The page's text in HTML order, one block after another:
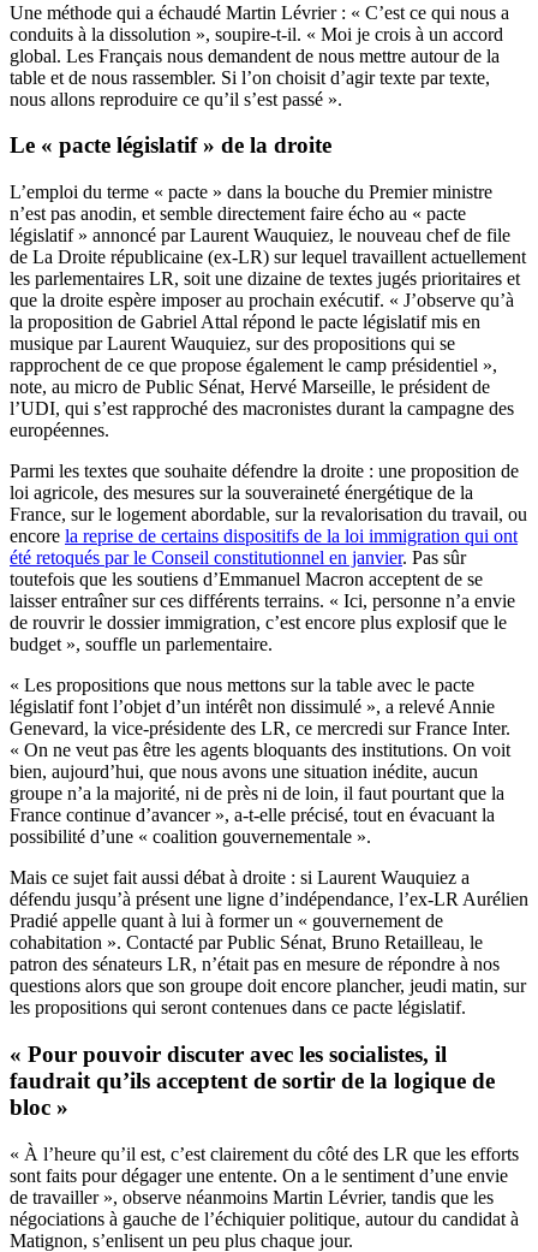
Une méthode qui a échaudé Martin Lévrier : « C’est ce qui nous a
conduits à la dissolution », soupire-t-il. « Moi je crois à un accord
global. Les Français nous demandent de nous mettre autour de la
table et de nous rassembler. Si l’on choisit d’agir texte par texte,
nous allons reproduire ce qu’il s’est passé ».
Le « pacte législatif » de la droite
L’emploi du terme « pacte » dans la bouche du Premier ministre
n’est pas anodin, et semble directement faire écho au « pacte
législatif » annoncé par Laurent Wauquiez, le nouveau chef de file
de La Droite républicaine (ex-LR) sur lequel travaillent actuellement
les parlementaires LR, soit une dizaine de textes jugés prioritaires et
que la droite espère imposer au prochain exécutif. « J’observe qu’à
la proposition de Gabriel Attal répond le pacte législatif mis en
musique par Laurent Wauquiez, sur des propositions qui se
rapprochent de ce que propose également le camp présidentiel »,
note, au micro de Public Sénat, Hervé Marseille, le président de
l’UDI, qui s’est rapproché des macronistes durant la campagne des
européennes.
Parmi les textes que souhaite défendre la droite : une proposition de
loi agricole, des mesures sur la souveraineté énergétique de la
France, sur le logement abordable, sur la revalorisation du travail, ou
encore la reprise de certains dispositifs de la loi immigration qui ont
été retoqués par le Conseil constitutionnel en janvier. Pas sûr
toutefois que les soutiens d’Emmanuel Macron acceptent de se
laisser entraîner sur ces différents terrains. « Ici, personne n’a envie
de rouvrir le dossier immigration, c’est encore plus explosif que le
budget », souffle un parlementaire.
« Les propositions que nous mettons sur la table avec le pacte
législatif font l’objet d’un intérêt non dissimulé », a relevé Annie
Genevard, la vice-présidente des LR, ce mercredi sur France Inter.
« On ne veut pas être les agents bloquants des institutions. On voit
bien, aujourd’hui, que nous avons une situation inédite, aucun
groupe n’a la majorité, ni de près ni de loin, il faut pourtant que la
France continue d’avancer », a-t-elle précisé, tout en évacuant la
possibilité d’une « coalition gouvernementale ».
Mais ce sujet fait aussi débat à droite : si Laurent Wauquiez a
défendu jusqu’à présent une ligne d’indépendance, l’ex-LR Aurélien
Pradié appelle quant à lui à former un « gouvernement de
cohabitation ». Contacté par Public Sénat, Bruno Retailleau, le
patron des sénateurs LR, n’était pas en mesure de répondre à nos
questions alors que son groupe doit encore plancher, jeudi matin, sur
les propositions qui seront contenues dans ce pacte législatif.
« Pour pouvoir discuter avec les socialistes, il
faudrait qu’ils acceptent de sortir de la logique de
bloc »
« À l’heure qu’il est, c’est clairement du côté des LR que les efforts
sont faits pour dégager une entente. On a le sentiment d’une envie
de travailler », observe néanmoins Martin Lévrier, tandis que les
négociations à gauche de l’échiquier politique, autour du candidat à
Matignon, s’enlisent un peu plus chaque jour.